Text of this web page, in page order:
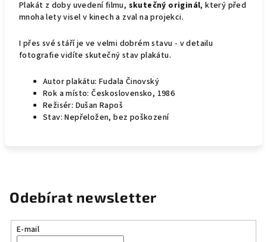
Plakát z doby uvedení filmu, skutečný originál, který před
mnoha lety visel v kinech a zval na projekci.
I přes své stáří je ve velmi dobrém stavu - v detailu
fotografie vidíte skutečný stav plakátu.
Autor plakátu: Fudala Činovský
Rok a místo: Československo, 1986
Režisér: Dušan Rapoš
Stav: Nepřeložen, bez poškození
Odebírat newsletter
E-mail